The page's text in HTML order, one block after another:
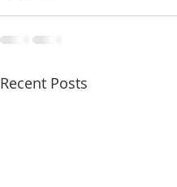
Recent Posts